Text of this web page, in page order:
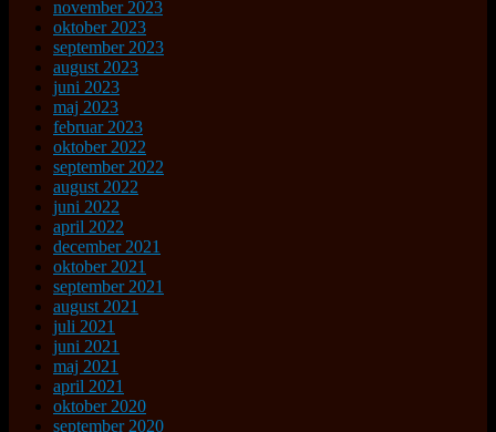
november 2023
oktober 2023
september 2023
august 2023
juni 2023
maj 2023
februar 2023
oktober 2022
september 2022
august 2022
juni 2022
april 2022
december 2021
oktober 2021
september 2021
august 2021
juli 2021
juni 2021
maj 2021
april 2021
oktober 2020
september 2020